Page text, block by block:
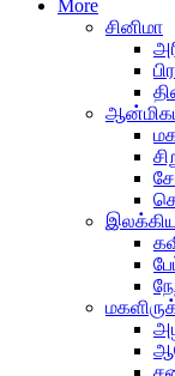
More
சினிமா